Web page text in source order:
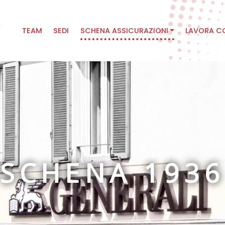
Main
TEAM SEDI SCHENA ASSICURAZIONI LAVORA
SCHENA 1936